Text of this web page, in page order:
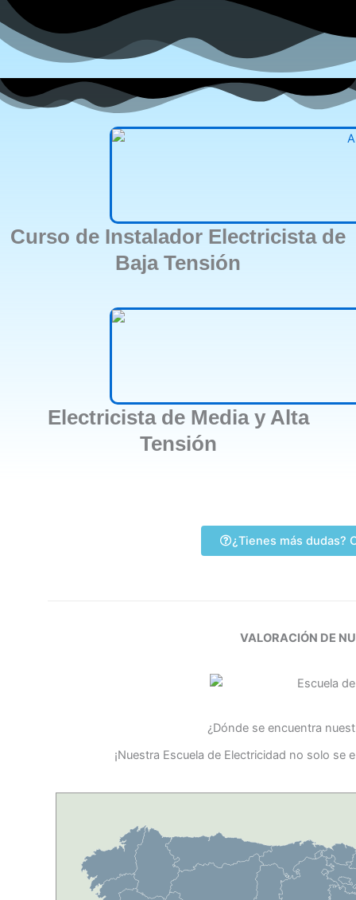
Curso de Instalador Electricista de
Baja Tensión
Electricista de Media y Alta
Tensión
¿Tienes más dudas?
VALORACIÓN DE
¿Dónde se encuentra
¡Nuestra Escuela de Electricidad no solo se